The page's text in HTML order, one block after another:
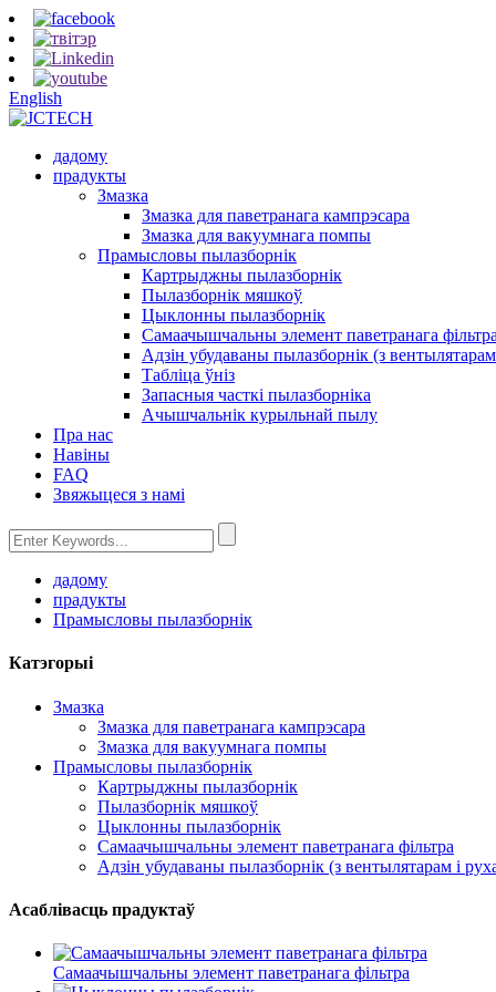
English
дадому
прадукты
Змазка
Змазка для паветранага кампрэсара
Змазка для вакуумнага помпы
Прамысловы пылазборнік
Картрыджны пылазборнік
Пылазборнік мяшкоў
Цыклонны пылазборнік
Самаачышчальны элемент паветранага фільтра
Адзін убудаваны пылазборнік (з вентылятарам
Табліца ўніз
Запасныя часткі пылазборніка
Ачышчальнік курыльнай пылу
Пра нас
Навіны
FAQ
Звяжыцеся з намі
дадому
прадукты
Прамысловы пылазборнік
Катэгорыі
Змазка
Змазка для паветранага кампрэсара
Змазка для вакуумнага помпы
Прамысловы пылазборнік
Картрыджны пылазборнік
Пылазборнік мяшкоў
Цыклонны пылазборнік
Самаачышчальны элемент паветранага фільтра
Адзін убудаваны пылазборнік (з вентылятарам і
Асаблівасць прадуктаў
Самаачышчальны элемент паветранага фільтра